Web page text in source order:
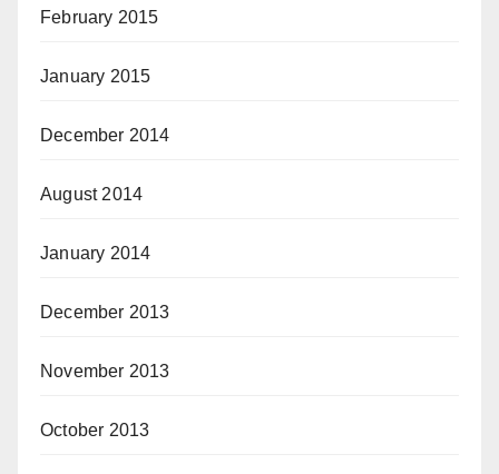
February 2015
January 2015
December 2014
August 2014
January 2014
December 2013
November 2013
October 2013